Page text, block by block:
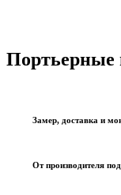
Замер, доставка и
От производителя